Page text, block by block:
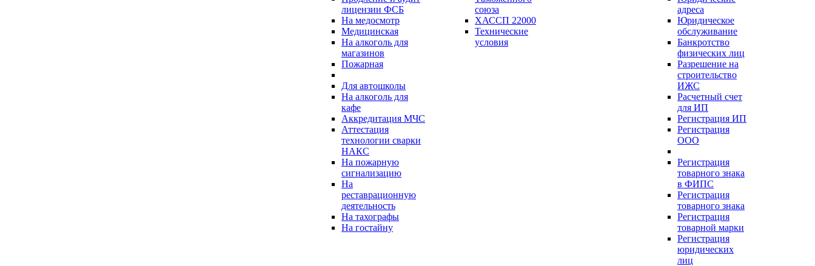
лицензии ФСБ
На медосмотр
Медицинская
На алкоголь для
магазинов
Пожарная
Для автошколы
На алкоголь для
кафе
Аккредитация МЧС
Аттестация
технологии сварки
НАКС
На пожарную
сигнализацию
На
реставрационную
деятельность
На тахографы
На гостайну
союза
ХАССП 22000
Технические
условия
адреса
Юридическое
обслуживание
Банкротство
физических лиц
Разрешение на
строительство
ИЖС
Расчетный счет
для ИП
Регистрация ИП
Регистрация
ООО
Регистрация
товарного знака
в ФИПС
Регистрация
товарного знака
Регистрация
товарной марки
Регистрация
юридических
лиц